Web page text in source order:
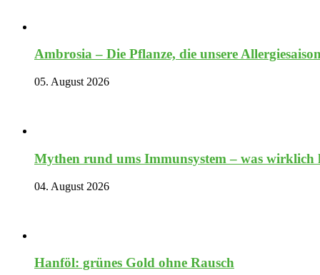
Ambrosia – Die Pflanze, die unsere
05. August 2026
Mythen rund ums Immunsystem – was
04. August 2026
Hanföl: grünes Gold ohne Rausch